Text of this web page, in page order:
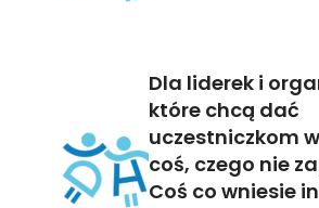
Dla liderek i
które chcą dać
uczestniczkom
coś, czego nie
Coś co wniesie